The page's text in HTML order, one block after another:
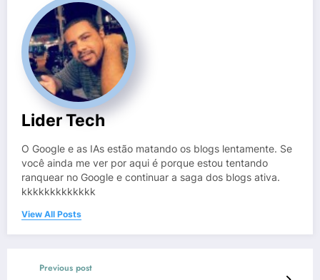
Lider Tech
O Google e as IAs estão matando os blogs lentamente. Se
você ainda me ver por aqui é porque estou tentando
ranquear no Google e continuar a saga dos blogs ativa.
kkkkkkkkkkkkk
View All Posts
Previous post